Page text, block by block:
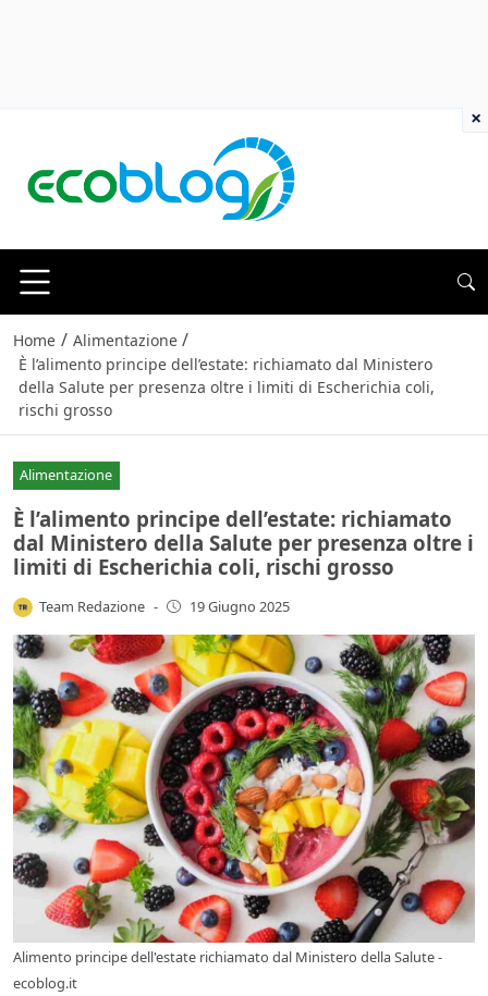
Home / Alimentazione /
È l’alimento principe dell’estate: richiamato dal Ministero
della Salute per presenza oltre i limiti di Escherichia coli,
rischi grosso
Alimentazione
È l’alimento principe dell’estate: richiamato
dal Ministero della Salute per presenza oltre i
limiti di Escherichia coli, rischi grosso
Team Redazione - 19 Giugno 2025
Alimento principe dell'estate richiamato dal Ministero della Salute -
ecoblog.it
×